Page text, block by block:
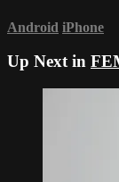
Android iPhone
Up Next in